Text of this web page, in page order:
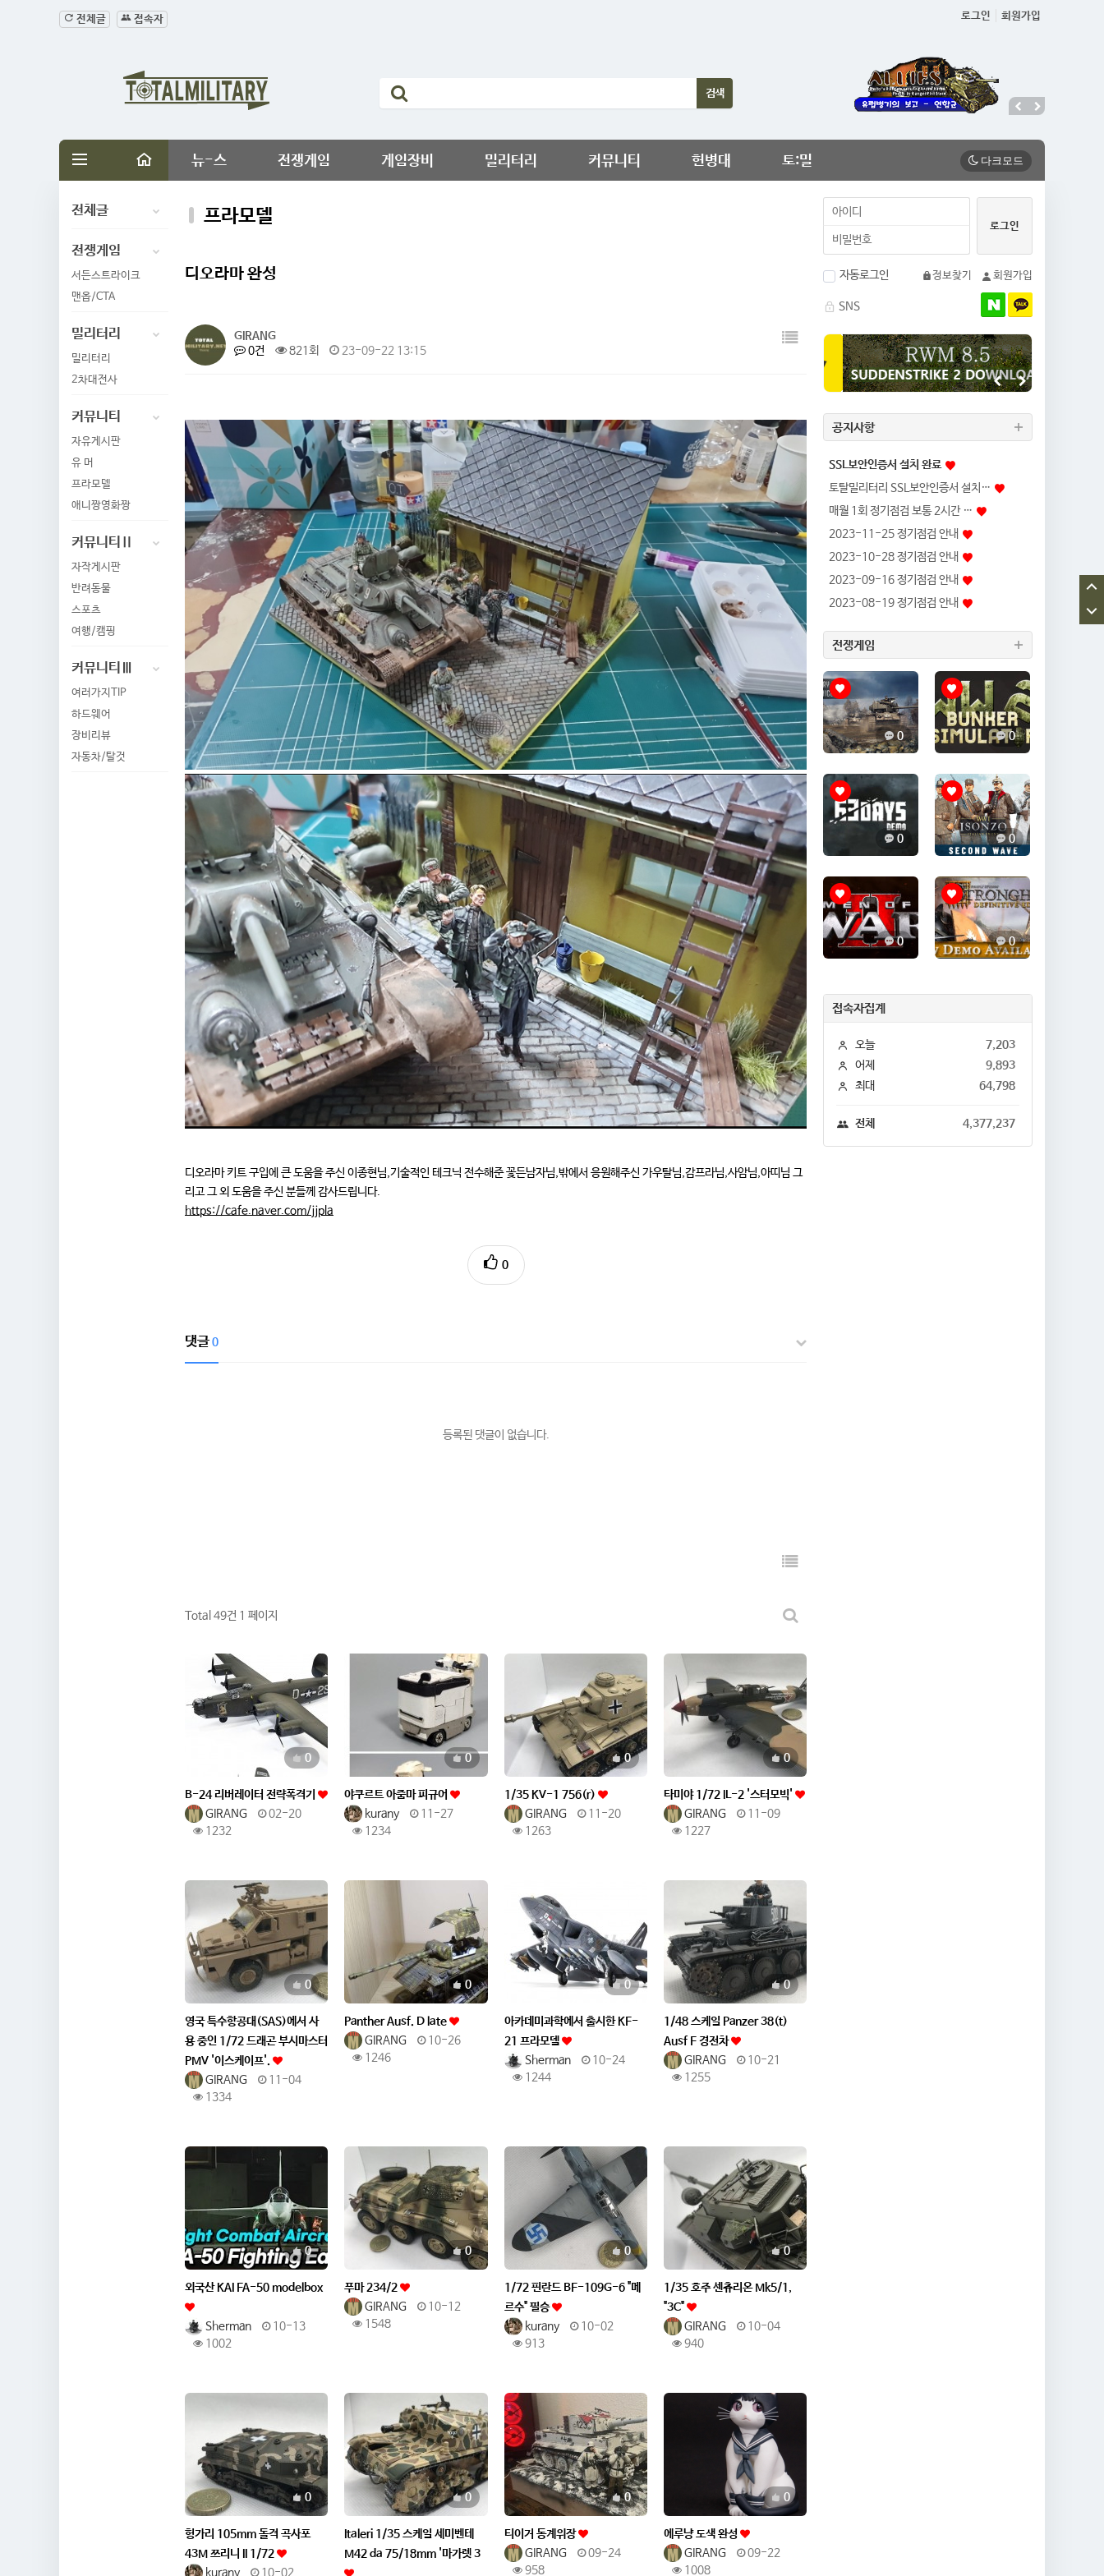
전체글 접속자 로그인 회원가입
뉴-스 전쟁게임 게임장비 밀리터리 커뮤니티 헌병대 토:밀
전체글
전쟁게임
서든스트라이크
맨옵/CTA
밀리터리
밀리터리
2차대전사
커뮤니티
자유게시판
유 머
프라모델
애니짱영화짱
커뮤니티Ⅱ
자작게시판
반려동물
스포츠
여행/캠핑
커뮤니티Ⅲ
여러가지TIP
하드웨어
장비리뷰
자동차/탈것
프라모델
디오라마 완성
GIRANG
0건
821회 23-09-22 13:15
디오라마 키트 구입에 큰 도움을 주신 이종현님,기술적인 테크닉 전수해준 꽃든남자님,밖에서 응원해주신 가우탈님,감프라님,사암님,아띠님 그
리고 그 외 도움을 주신 분들께 감사드립니다.
https://cafe.naver.com/jjpla
0
댓글0
등록된 댓글이 없습니다.
Total 49건 1 페이지
추천 0
B-24 리버레이터 전략폭격기
GIRANG
02-20
1232
추천 0
야쿠르트 아줌마 피규어
kurany
11-27
1234
추천 0
1/35 KV-1 756(r)
GIRANG
11-20
1263
추천 0
타미야 1/72 IL-2 '스터모빅'
GIRANG
11-09
1227
추천 0
영국 특수항공대(SAS)에서 사
용 중인 1/72 드래곤 부시마스터
PMV '이스케이프'.
GIRANG
11-04
1334
추천 0
Panther Ausf. D late
GIRANG
10-26
1246
추천 0
아카데미과학에서 출시한 KF-
21 프라모델
Sherman
10-24
1244
추천 0
1/48 스케일 Panzer 38(t)
Ausf F 경전차
GIRANG
10-21
1255
추천 0
외국산 KAI FA-50 modelbox
Sherman
10-13
1002
추천 0
푸마 234/2
GIRANG
10-12
1548
추천 0
1/72 핀란드 BF-109G-6 "메
르수" 필승
kurany
10-02
913
추천 0
1/35 호주 센츄리온 Mk5/1,
"3C"
GIRANG
10-04
940
추천 0
헝가리 105mm 돌격 곡사포
43M 쯔리니 II 1/72
kurany
10-02
추천 0
Italeri 1/35 스케일 세미벤테
M42 da 75/18mm '마가렛 3
추천 0
티이거 동계위장
GIRANG
09-24
958
추천 0
에루냥 도색 완성
GIRANG
09-22
1008
자동로그인 정보찾기 회원가입
SNS
공지사항
SSL보안인증서 설치 완료
토탈밀리터리 SSL보안인증서 설치…
매월 1회 정기점검 보통 2시간 …
2023-11-25 정기점검 안내
2023-10-28 정기점검 안내
2023-09-16 정기점검 안내
2023-08-19 정기점검 안내
전쟁게임
0 0
0 0
0 0
접속자집계
오늘
7,203
어제
9,893
최대
64,798
전체 4,377,237